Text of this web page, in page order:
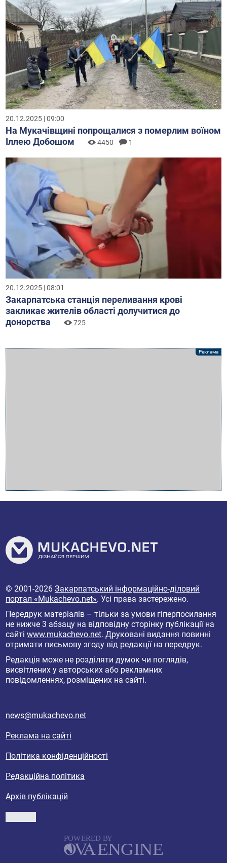
20.12.2025 | 09:00
На Мукачівщині попрощалися з померлим воїном
Іллею Добошом
4450 1
20.12.2025 | 08:01
Закарпатська станція переливання крові
закликає жителів області долучитися до
донорства
725
© 2001-2026Закарпатський інформаційно-діловий
портал «Mukachevo.net». Усі права застережено.
Передрук матеріалів – тільки за умови гіперпосилання
не нижче 3 абзацу на відповідну сторінку публікації на
сайтіwww.mukachevo.net. Друковані видання повинні
отримати письмову згоду від редакції на передрук.
Редакція може не розділяти думок чи поглядів,
висвітлених у авторських або рекламних
повідомленнях, розміщених на сайті.
news@mukachevo.net
Реклама на сайті
Політика конфіденційності
Редакційна політика
Архів публікацій